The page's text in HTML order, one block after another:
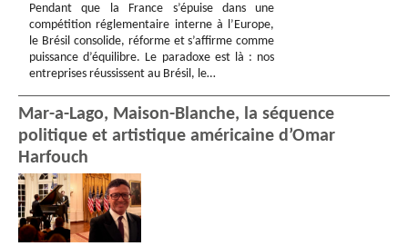
Pendant que la France s’épuise dans une
compétition réglementaire interne à l’Europe,
le Brésil consolide, réforme et s’affirme comme
puissance d’équilibre. Le paradoxe est là : nos
entreprises réussissent au Brésil, le…
Mar-a-Lago, Maison-Blanche, la séquence
politique et artistique américaine d’Omar
Harfouch